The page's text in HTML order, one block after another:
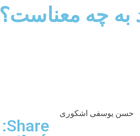
به چه معناست؟
حسن یوسفی اشکوری
Share: